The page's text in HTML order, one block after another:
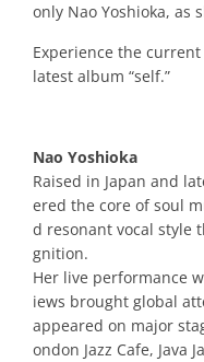
only Nao Yoshioka, as
Experience the
latest album “self.”
Nao Yoshioka
Raised in Japan and
ered the core of soul
d resonant vocal style
gnition.
Her live performance
iews brought global
appeared on major
ondon Jazz Cafe, Java